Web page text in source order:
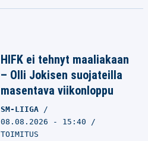
HIFK ei tehnyt maaliakaan
– Olli Jokisen suojateilla
masentava viikonloppu
SM-LIIGA
08.08.2026 - 15:40
TOIMITUS